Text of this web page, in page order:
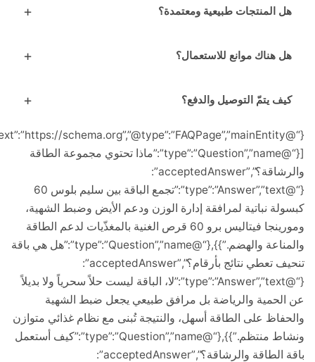
المنتجات طبيعية ومعتمدة؟
هناك موانع للاستعمال؟
يتمّ التوصيل والدفع؟
{“@context”:”https://schema.org”,”@type”:”FAQPage”,”mainEntity”:
[{“@type”:”Question”,”name”:”ماذا تحتوي مجموعة الطاقة
والرشاقة؟”,”acceptedAnswer”:
{“@type”:”Answer”,”text”:”تجمع الباقة بين سليم بلوس 60
نباتية لمرافقة إدارة الوزن ودعم الأيض وضبط الشهية،
ومورينجا فيتاليس برو 60 قرص الغنية بالمغذّيات لدعم الطاقة
والمناعة والهضم.”}},{“@type”:”Question”,”name”:”هل هي باقة
تنحيف تعطي نتائج بأرقام؟”,”acceptedAnswer”:
{“@type”:”Answer”,”text”:”لا، الباقة ليست حلاً سحرياً ولا بديلاً
والرياضة بل مرافق طبيعي يجعل ضبط الشهية
على الطاقة أسهل، والنتيجة تُبنى مع نظام غذائي متوازن
ونشاط منتظم.”}},{“@type”:”Question”,”name”:”كيف أستعمل
باقة الطاقة والرشاقة؟”,”acceptedAnswer”: